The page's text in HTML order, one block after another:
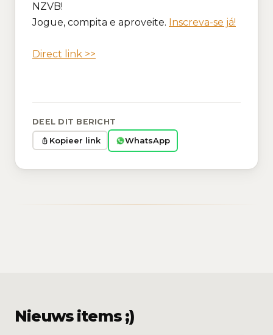
NZVB!
Jogue, compita e aproveite. Inscreva-se já!
Direct link >>
DEEL DIT BERICHT
Kopieer link WhatsApp
Nieuws items ;)